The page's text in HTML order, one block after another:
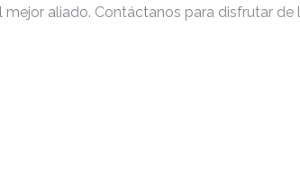
aliado. Contáctanos para disfrutar de